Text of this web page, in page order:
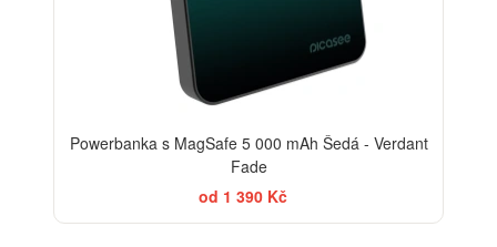
Powerbanka s MagSafe 5 000 mAh Šedá - Verdant
Fade
od 1 390 Kč